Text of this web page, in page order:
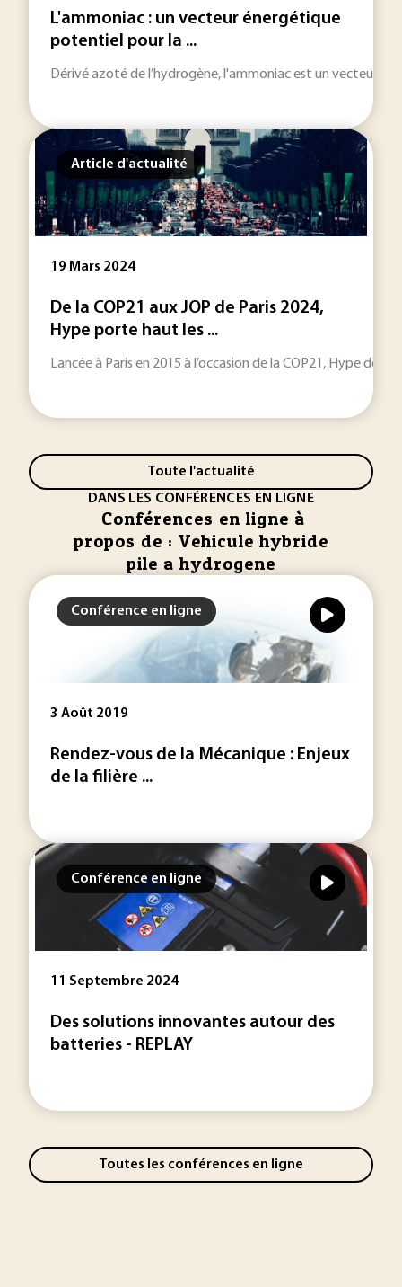
L'ammoniac : un vecteur énergétique
potentiel pour la ...
Dérivé azoté de l’hydrogène, l'ammoniac est un vecteur
Article d'actualité
19 Mars 2024
De la COP21 aux JOP de Paris 2024,
Hype porte haut les ...
Lancée à Paris en 2015 à l’occasion de la COP21, Hype
Toute l'actualité
DANS LES CONFÉRENCES EN LIGNE
Conférences en ligne à
propos de : Vehicule hybride
pile a hydrogene
Conférence en ligne
3 Août 2019
Rendez-vous de la Mécanique : Enjeux
de la filière ...
Conférence en ligne
11 Septembre 2024
Des solutions innovantes autour des
batteries - REPLAY
Toutes les conférences en ligne